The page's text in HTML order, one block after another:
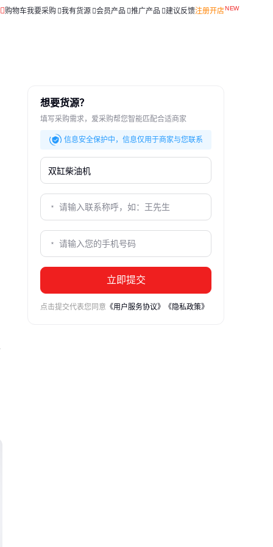
购物车我要采购 我有货源 会员产品 推广产品 建议反馈注册开店
想要货源？
填写采购需求，爱采购帮您智能匹配合适商家
信息安全保护中，信息仅用于商家与您联系
立即提交
点击提交代表您同意 《用户服务协议》 《隐私政策》